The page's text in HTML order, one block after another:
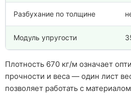
Разбухание по толщине
Модуль упругости
Плотность 670 кг/м означает
прочности и веса — один лист
позволяет работать с